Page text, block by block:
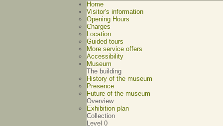
Home
Visitor's information
Opening Hours
Charges
Location
Guided tours
More service offers
Accessibility
Museum
The building
History of the museum
Presence
Future of the museum
Overview
Exhibition plan
Collection
Level 0